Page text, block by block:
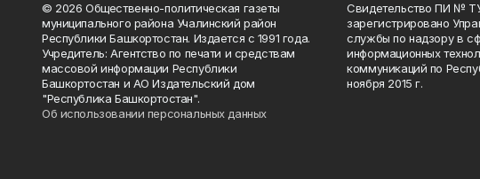
© 2026 Общественно-политическая газеты
муниципального района Учалинский район
Республики Башкортостан. Издается с 1991 года.
Учредитель: Агентство по печати и средствам
массовой информации Республики
Башкортостан и АО Издательский дом
"Республика Башкортостан".
Об использовании персональных данных
Свидетельство ПИ №
зарегистрировано
службы по надзору в
информационных
коммуникаций по
ноября 2015 г.